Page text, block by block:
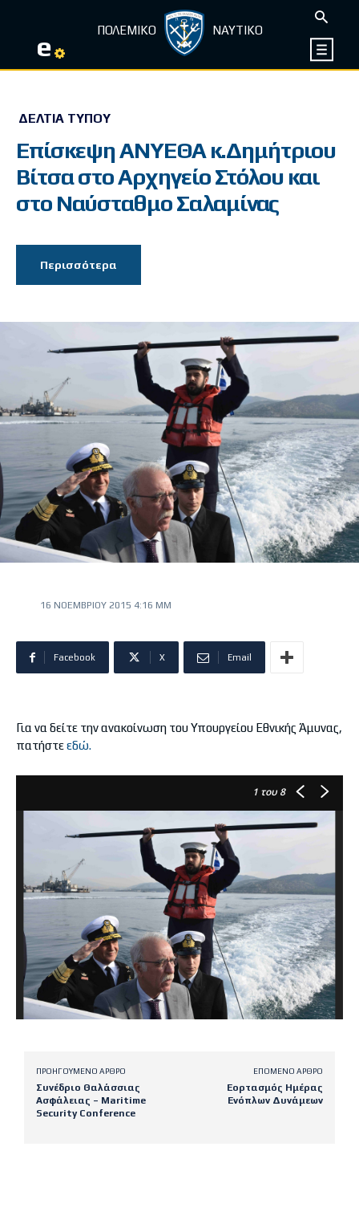
e ΠΟΛΕΜΙΚΟ ΝΑΥΤΙΚΟ
ΔΕΛΤΊΑ ΤΎΠΟΥ
Επίσκεψη ΑΝΥΕΘΑ κ.Δημήτριου
Βίτσα στο Αρχηγείο Στόλου και
στο Ναύσταθμο Σαλαμίνας
Περισσότερα
16 ΝΟΕΜΒΡΊΟΥ 2015 4:16 ΜΜ
Facebook X Email
Για να δείτε την ανακοίνωση του Υπουργείου Εθνικής Άμυνας,
πατήστεεδώ.
1 του 8
ΠΡΟΗΓΟΎΜΕΝΟ ΆΡΘΡΟ
Συνέδριο Θαλάσσιας
Ασφάλειας – Maritime
Security Conference
ΕΠΌΜΕΝΟ ΆΡΘΡΟ
Εορτασμός Ημέρας
Ενόπλων Δυνάμεων